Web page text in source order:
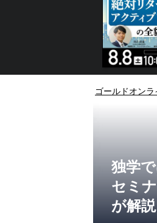
半導体相場
ゴールドオン
独学
セミ
が解説